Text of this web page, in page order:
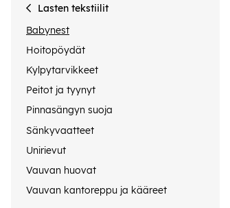
Lasten tekstiilit
Babynest
Hoitopöydät
Kylpytarvikkeet
Peitot ja tyynyt
Pinnasängyn suoja
Sänkyvaatteet
Unirievut
Vauvan huovat
Vauvan kantoreppu ja kääreet